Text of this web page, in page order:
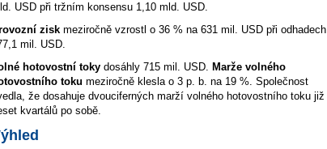
USD při tržním konsensu 1,10 mld. USD.
zisk meziročně vzrostl o 36 % na 631 mil. USD při odhadech
mil. USD.
hotovostní toky dosáhly 715 mil. USD. Marže volného
toku meziročně klesla o 3 p. b. na 19 %. Společnost
že dosahuje dvouciferných marží volného hotovostního toku již
kvartálů po sobě.